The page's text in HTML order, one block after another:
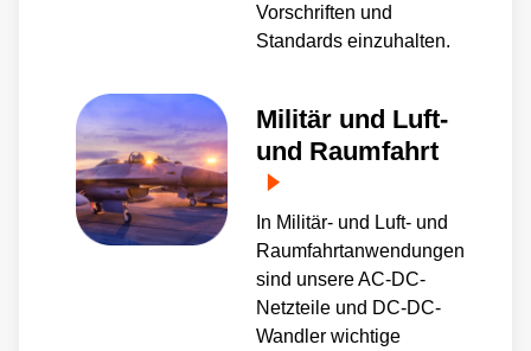
Vorschriften und
Standards einzuhalten.
Militär und Luft-
und Raumfahrt
In Militär- und Luft- und
Raumfahrtanwendungen
sind unsere AC-DC-
Netzteile und DC-DC-
Wandler wichtige